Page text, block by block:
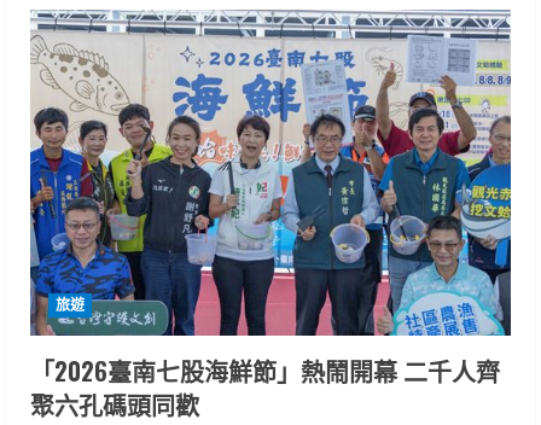
旅遊
「2026臺南七股海鮮節」熱鬧開幕 二千人齊
聚六孔碼頭同歡